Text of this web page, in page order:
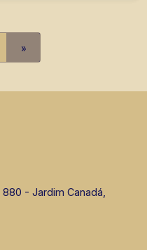
»
- Jardim Canadá,